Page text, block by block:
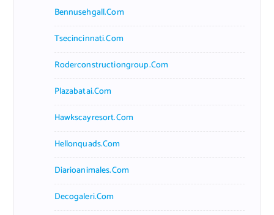
Bennusehgall.com
Tsecincinnati.com
Roderconstructiongroup.com
Plazabatai.com
Hawkscayresort.com
Hellonquads.com
Diarioanimales.com
Decogaleri.com